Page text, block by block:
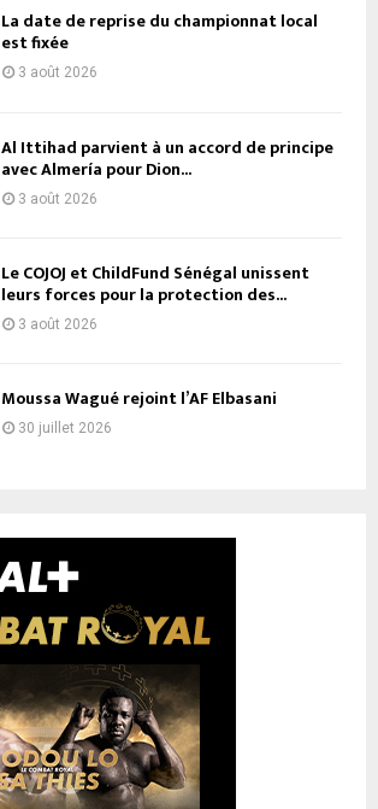
La date de reprise du championnat local
est fixée
3 août 2026
Al Ittihad parvient à un accord de principe
avec Almería pour Dion...
3 août 2026
Le COJOJ et ChildFund Sénégal unissent
leurs forces pour la protection des...
3 août 2026
Moussa Wagué rejoint l’AF Elbasani
30 juillet 2026